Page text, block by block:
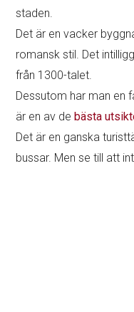
staden.
Det är en vacker
romansk stil. Det
från 1300-talet.
Dessutom har man en
är en av debästa
Det är en ganska
bussar. Men se till att